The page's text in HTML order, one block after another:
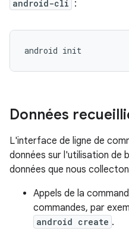
android-cli :
android
Données
L'interface de ligne de
données sur l'utilisation de
données que nous
Appels de la
commandes, par
android create .